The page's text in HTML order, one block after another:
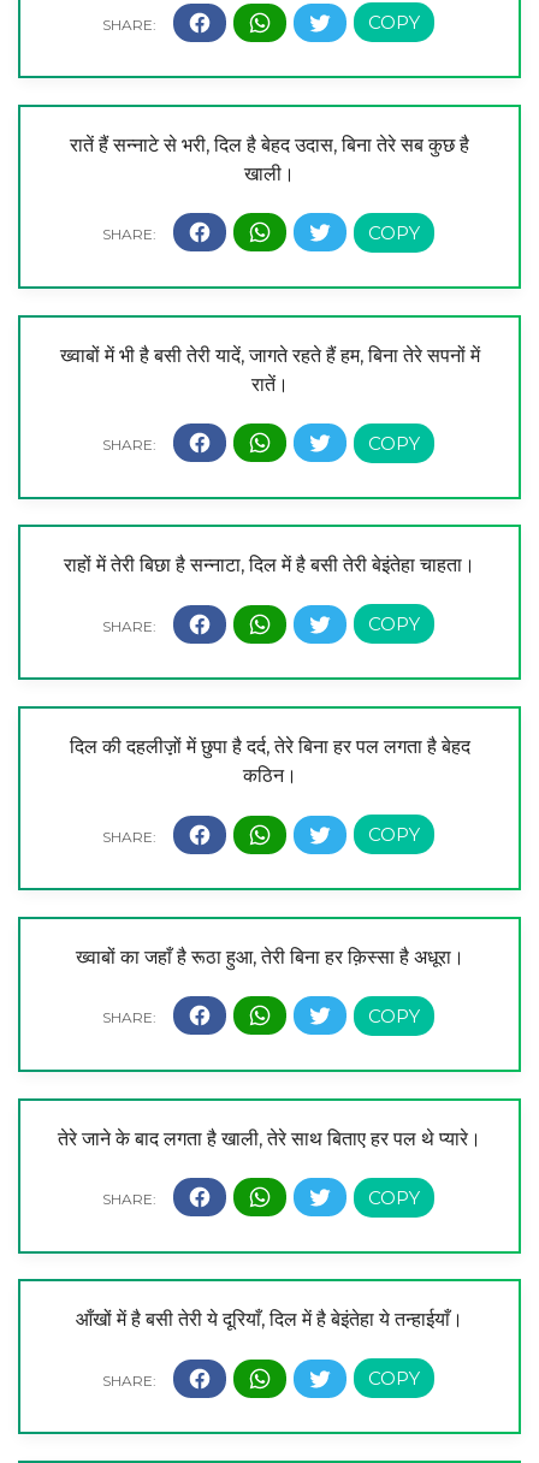
रातें हैं सन्नाटे से भरी, दिल है बेहद उदास, बिना तेरे सब कुछ है
खाली।
ख्वाबों में भी है बसी तेरी यादें, जागते रहते हैं हम, बिना तेरे सपनों में
रातें।
राहों में तेरी बिछा है सन्नाटा, दिल में है बसी तेरी बेइंतेहा चाहता।
दिल की दहलीज़़ों में छुपा है दर्द, तेरे बिना हर पल लगता है बेहद
कठिन।
ख्वाबों का जहाँ है रूठा हुआ, तेरी बिना हर क़िस्सा है अधूरा।
तेरे जाने के बाद लगता है खाली, तेरे साथ बिताए हर पल थे प्यारे।
आँखों में है बसी तेरी ये दूरियाँ, दिल में है बेइंतेहा ये तन्हाईयाँ।